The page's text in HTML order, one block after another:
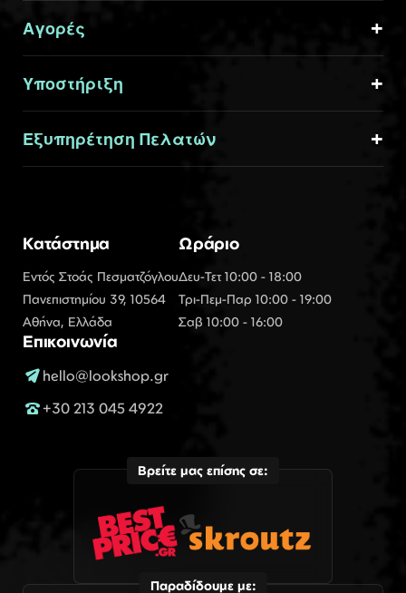
Αγορές
Υποστήριξη
Εξυπηρέτηση Πελατών
Κατάστημα
Εντός Στοάς Πεσματζόγλου
Πανεπιστημίου 39, 10564
Αθήνα, Ελλάδα
Ωράριο
Δευ-Τετ 10:00 - 18:00
Τρι-Πεμ-Παρ 10:00 - 19:00
Σαβ 10:00 - 16:00
Επικοινωνία
hello@lookshop.gr
+30 213 045 4922
Βρείτε μας επίσης σε:
Παραδίδουμε με: